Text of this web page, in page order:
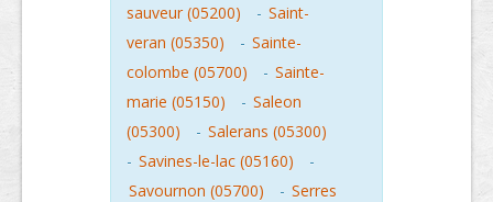
sauveur (05200)
- Saint-
veran (05350)
- Sainte-
colombe (05700)
- Sainte-
marie (05150)
- Saleon
(05300)
- Salerans (05300)
- Savines-le-lac (05160)
-
Savournon (05700)
- Serres